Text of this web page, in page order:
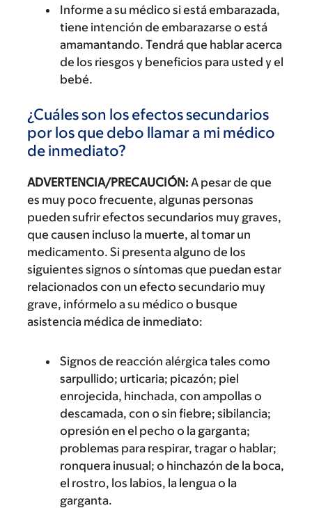
Informe a su médico si está embarazada,
tiene intención de embarazarse o está
amamantando. Tendrá que hablar acerca
de los riesgos y beneficios para usted y el
bebé.
¿Cuáles son los efectos secundarios
por los que debo llamar a mi médico
de inmediato?
ADVERTENCIA/PRECAUCIÓN: A pesar de que
es muy poco frecuente, algunas personas
pueden sufrir efectos secundarios muy graves,
que causen incluso la muerte, al tomar un
medicamento. Si presenta alguno de los
siguientes signos o síntomas que puedan estar
relacionados con un efecto secundario muy
grave, infórmelo a su médico o busque
asistencia médica de inmediato:
Signos de reacción alérgica tales como
sarpullido; urticaria; picazón; piel
enrojecida, hinchada, con ampollas o
descamada, con o sin fiebre; sibilancia;
opresión en el pecho o la garganta;
problemas para respirar, tragar o hablar;
ronquera inusual; o hinchazón de la boca,
el rostro, los labios, la lengua o la
garganta.